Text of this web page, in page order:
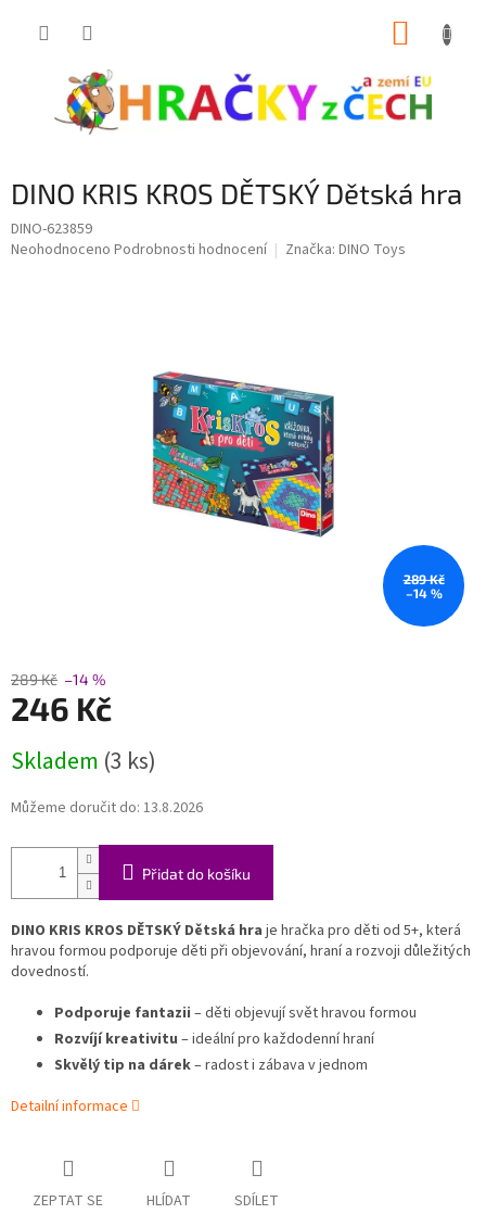
DINO KRIS KROS DĚTSKÝ Dětská hra
DINO-623859
Průměrné
Neohodnoceno Podrobnosti hodnocení Značka: DINO Toys
289 Kč
–14 %
289 Kč –14 %
246 Kč
cena:
Skladem (3 ks)
Můžeme doručit do: 13.8.2026
Přidat do košíku
DINO KRIS KROS DĚTSKÝ Dětská hra je hračka pro děti od 5+, která
hravou formou podporuje děti při objevování, hraní a rozvoji důležitých
dovedností.
Podporuje fantazii – děti objevují svět hravou formou
Rozvíjí kreativitu – ideální pro každodenní hraní
Skvělý tip na dárek– radost i zábava v jednom
Detailní informace
ZEPTAT SE HLÍDAT SDÍLET